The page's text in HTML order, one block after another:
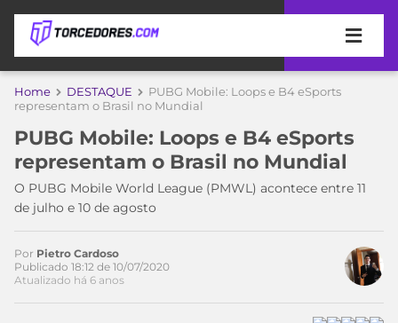
APOSTAS
DE
APOSTA
MELHORES
SITES
DE
APOSTAS
2026
COPA
DO
MUNDO
TIMES
MEU
CAMPEONATOS
Home DESTAQUE
PUBG Mobile: Loops e B4 eSports
representam o Brasil no Mundial
PUBG Mobile: Loops e B4 eSports
representam o Brasil no Mundial
O PUBG Mobile World League (PMWL) acontece entre 11
de julho e 10 de agosto
Acesse o perfil do autor
Por Pietro Cardoso
Publicado 18:12 de 10/07/2020
Atualizado há 6 anos